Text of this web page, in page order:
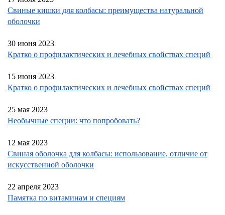
Свиные кишки для колбасы: преимущества натуральной
оболочки
30 июня 2023
Кратко о профилактических и лечебных свойствах специй
15 июня 2023
Кратко о профилактических и лечебных свойствах специй
25 мая 2023
Необычные специи: что попробовать?
12 мая 2023
Свиная оболочка для колбасы: использование, отличие от
искусственной оболочки
22 апреля 2023
Памятка по витаминам и специям